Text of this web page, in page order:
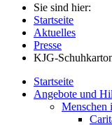
Sie sind hier:
Startseite
Aktuelles
Presse
KJG-
Startseite
Angebote und
Menschen